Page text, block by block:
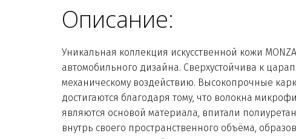
Описание:
Уникальная коллекция искусственной кожи MONZA
автомобильного дизайна. Сверхустойчива к
механическому воздействию. Высокопрочные
достигаются благодаря тому, что волокна
являются основой материала, впитали
внутрь своего пространственного объёма,